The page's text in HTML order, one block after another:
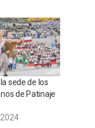
sede de los
de Patinaje